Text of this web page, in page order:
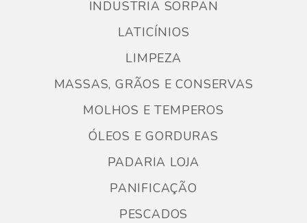
INDUSTRIA SORPAN
LATICÍNIOS
LIMPEZA
MASSAS, GRÃOS E CONSERVAS
MOLHOS E TEMPEROS
ÓLEOS E GORDURAS
PADARIA LOJA
PANIFICAÇÃO
PESCADOS